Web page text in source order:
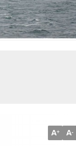
A+ A-